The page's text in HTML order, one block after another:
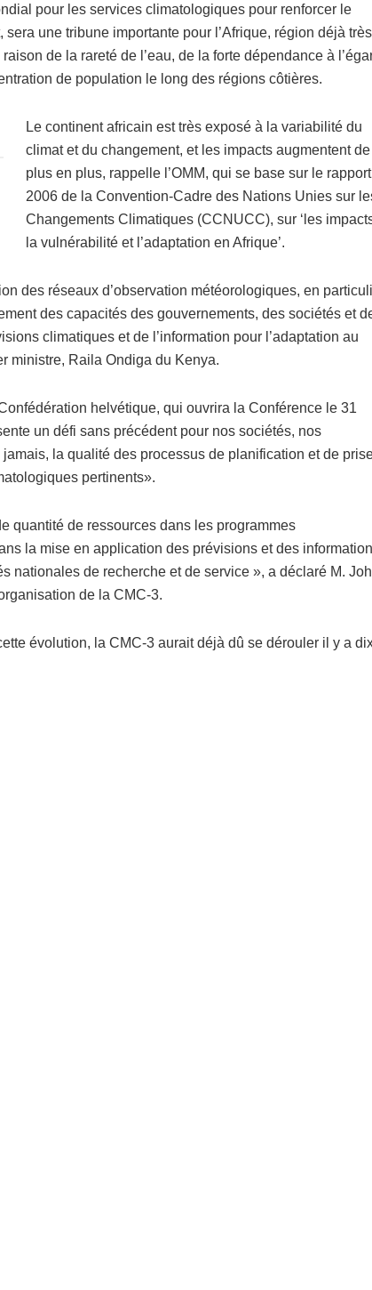
pour les services climatologiques pour renforcer le
une tribune importante pour l’Afrique, région déjà très
de la rareté de l’eau, de la forte dépendance à
de population le long des régions côtières.
Le continent africain est très exposé à la variabilité du
climat et du changement, et les impacts augmentent de
plus en plus, rappelle l’OMM, qui se base sur le rapport
2006 de la Convention-Cadre des Nations Unies sur
Changements Climatiques (CCNUCC), sur ‘les
la vulnérabilité et l’adaptation en Afrique’.
des réseaux d’observation météorologiques, en
des capacités des gouvernements, des sociétés et
climatiques et de l’information pour l’adaptation au
ministre, Raila Ondiga du Kenya.
helvétique, qui ouvrira la Conférence le 31
un défi sans précédent pour nos sociétés, nos
la qualité des processus de planification et de
pertinents».
quantité de ressources dans les programmes
la mise en application des prévisions et des
nationales de recherche et de service », a déclaré M.
de la CMC-3.
évolution, la CMC-3 aurait déjà dû se dérouler il y a